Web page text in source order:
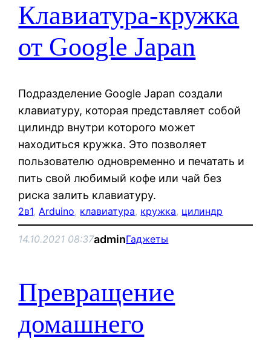
Клавиатура-кружка
от Google Japan
Подразделение Google Japan создали
клавиатуру, которая представляет собой
цилиндр внутри которого может
находиться кружка. Это позволяет
пользователю одновременно и печатать и
пить свой любимый кофе или чай без
риска залить клавиатуру.
2в1, Arduino, клавиатура, кружка, цилиндр
14.10.2021 08:37adminГаджеты
Превращение
домашнего